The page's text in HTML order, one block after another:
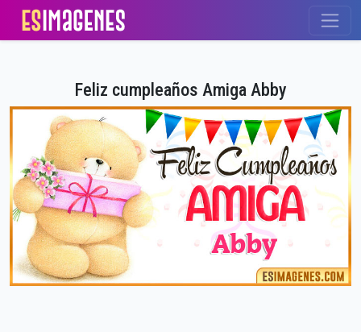
Feliz cumpleaños Amiga Abby